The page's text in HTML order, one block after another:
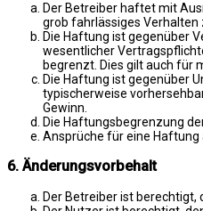
Der Betreiber haftet mit
grob fahrlässiges Verhalten
Die Haftung ist gegenüber
wesentlicher
begrenzt. Dies gilt auch für
Die Haftung ist gegenüber
typischerweise
Gewinn.
Die Haftungsbegrenzung
Ansprüche für eine
6. Änderungsvorbehalt
Der Betreiber ist